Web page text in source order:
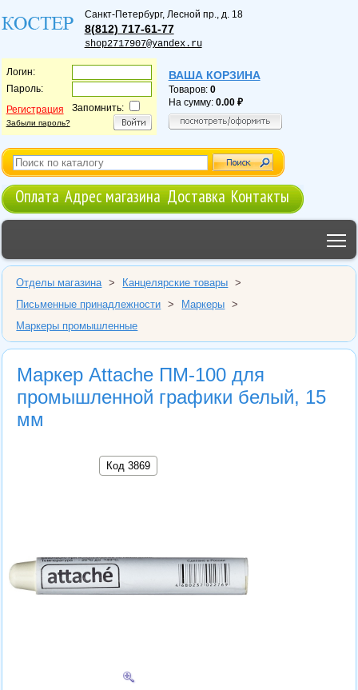
Санкт-Петербург, Лесной пр., д. 18
8(812) 717-61-77
shop2717907@yandex.ru
Логин:
Пароль:
Регистрация
Забыли пароль?
Запомнить:
ВАША КОРЗИНА
Товаров: 0
На сумму: 0.00
Оплата Адрес магазина Доставка Контакты
Отделы магазина > Канцелярские товары
>
Письменные принадлежности
> Маркеры
>
Маркеры промышленные
Маркер Attache ПМ-100 для
промышленной графики белый, 15
мм
Код 3869